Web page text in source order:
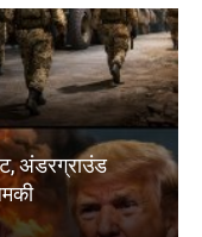
अंडरग्राउंड